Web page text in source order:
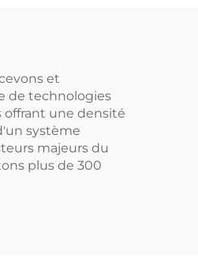
et
de technologies
une densité
système
majeurs du
plus de 300